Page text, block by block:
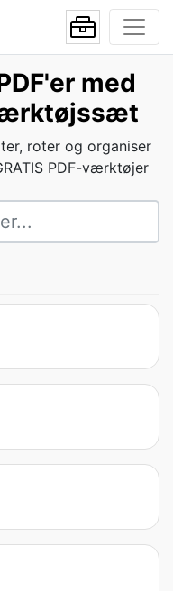
med
roter og organiser
PDF-værktøjer